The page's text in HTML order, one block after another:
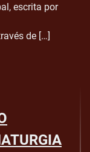
escrita por
de […]